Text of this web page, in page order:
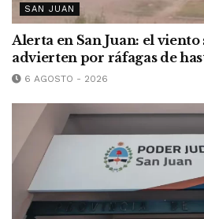
SAN JUAN
Alerta en San Juan: el
advierten por ráfagas de
6 AGOSTO - 2026